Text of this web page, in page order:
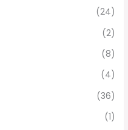
(24)
(2)
(8)
(4)
(36)
(1)